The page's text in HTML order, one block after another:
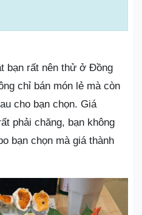
bạn rất nên thử ở Đồng
chỉ bán món lẻ mà còn
cho bạn chọn. Giá
phải chăng, bạn không
bạn chọn mà giá thành